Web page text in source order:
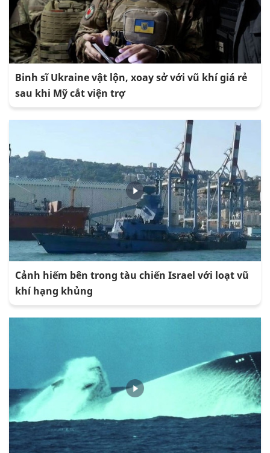
Binh sĩ Ukraine vật lộn, xoay sở với vũ khí giá rẻ
sau khi Mỹ cắt viện trợ
Cảnh hiếm bên trong tàu chiến Israel với loạt vũ
khí hạng khủng